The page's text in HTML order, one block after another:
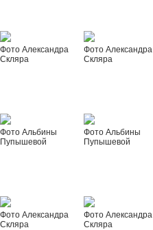
Фото Александра
Скляра
Фото Александра
Скляра
Фото Альбины
Пупышевой
Фото Альбины
Пупышевой
Фото Александра
Скляра
Фото Александра
Скляра